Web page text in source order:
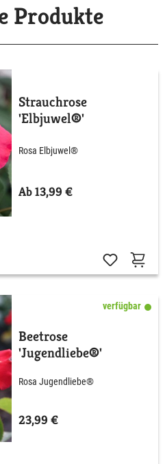
Produkte
Strauchrose
'Elbjuwel®'
Rosa Elbjuwel®
Ab 13,99 €
verfügbar
Beetrose
'Jugendliebe®'
Rosa Jugendliebe®
23,99 €